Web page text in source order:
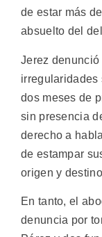
de estar más
absuelto del
Jerez
irregularidades
dos meses de
sin presencia
derecho a
de estampar
origen y
En tanto, el
denuncia por